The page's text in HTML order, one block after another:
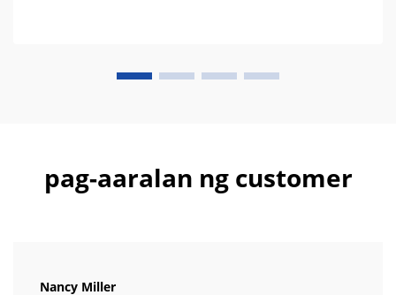
pag-aaralan ng customer
Nancy Miller